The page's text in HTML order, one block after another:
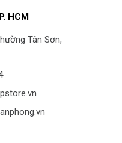
HCM
Tân Sơn,